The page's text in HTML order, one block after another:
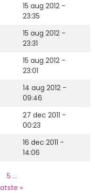
15 aug 2012 -
23:35
15 aug 2012 -
23:31
15 aug 2012 -
23:01
14 aug 2012 -
09:46
27 dec 2011 -
00:23
16 dec 2011 -
14:06
Page
5 …
»